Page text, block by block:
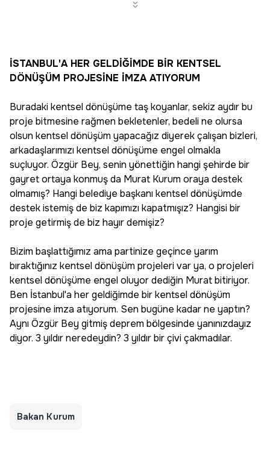
İSTANBUL'A HER GELDİĞİMDE BİR KENTSEL
DÖNÜŞÜM PROJESİNE İMZA ATIYORUM
Buradaki kentsel dönüşüme taş koyanlar, sekiz aydır bu
proje bitmesine rağmen bekletenler, bedeli ne olursa
olsun kentsel dönüşüm yapacağız diyerek çalışan bizleri,
arkadaşlarımızı kentsel dönüşüme engel olmakla
suçluyor. Özgür Bey, senin yönettiğin hangi şehirde bir
gayret ortaya konmuş da Murat Kurum oraya destek
olmamış? Hangi belediye başkanı kentsel dönüşümde
destek istemiş de biz kapımızı kapatmışız? Hangisi bir
proje getirmiş de biz hayır demişiz?
Bizim başlattığımız ama partinize geçince yarım
bıraktığınız kentsel dönüşüm projeleri var ya, o projeleri
kentsel dönüşüme engel oluyor dediğin Murat bitiriyor.
Ben İstanbul'a her geldiğimde bir kentsel dönüşüm
projesine imza atıyorum. Sen bugüne kadar ne yaptın?
Aynı Özgür Bey gitmiş deprem bölgesinde yanınızdayız
diyor. 3 yıldır neredeydin? 3 yıldır bir çivi çakmadılar.
Bakan Kurum